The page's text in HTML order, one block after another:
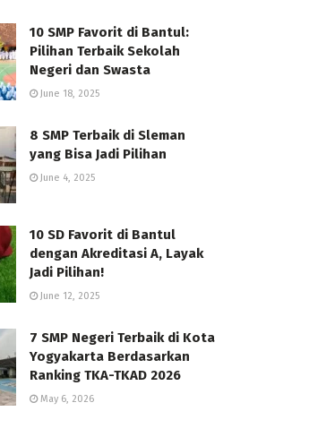
10 SMP Favorit di Bantul:
Pilihan Terbaik Sekolah
Negeri dan Swasta
June 18, 2025
8 SMP Terbaik di Sleman
yang Bisa Jadi Pilihan
June 4, 2025
10 SD Favorit di Bantul
dengan Akreditasi A, Layak
Jadi Pilihan!
June 12, 2025
7 SMP Negeri Terbaik di Kota
Yogyakarta Berdasarkan
Ranking TKA-TKAD 2026
May 6, 2026